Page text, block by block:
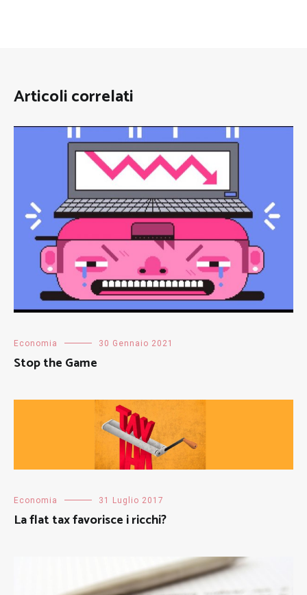
Articoli correlati
Economia 30 Gennaio 2021
Stop the Game
Economia 31 Luglio 2017
La flat tax favorisce i ricchi?